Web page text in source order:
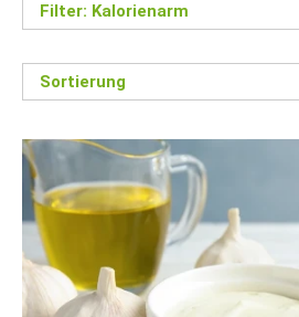
Filter: Kalorienarm
Sortierung